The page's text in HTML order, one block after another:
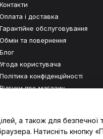
Контакти
Оплата і доставка
Гарантійне обслуговування
Обмін та повернення
Блог
Угода користувача
Політика конфіденційності
Відгуки про магазин
а також для безпечної
Натисніть кнопку